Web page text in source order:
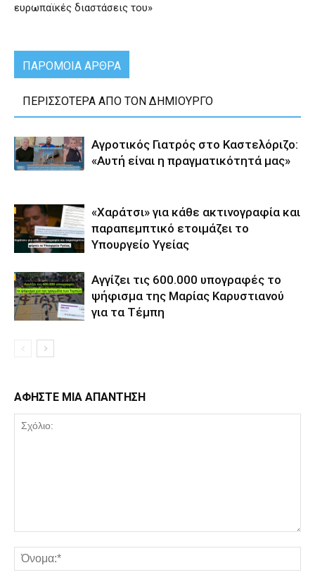
ευρωπαϊκές διαστάσεις του»
ΠΑΡΟΜΟΙΑ ΑΡΘΡΑ
ΠΕΡΙΣΣΟΤΕΡΑ ΑΠΟ ΤΟΝ ΔΗΜΙΟΥΡΓΟ
Αγροτικός Γιατρός στο Καστελόριζο:
«Αυτή είναι η πραγματικότητά μας»
«Χαράτσι» για κάθε ακτινογραφία και
παραπεμπτικό ετοιμάζει το
Υπουργείο Υγείας
Αγγίζει τις 600.000 υπογραφές το
ψήφισμα της Μαρίας Καρυστιανού
για τα Τέμπη
ΑΦΗΣΤΕ ΜΙΑ ΑΠΑΝΤΗΣΗ